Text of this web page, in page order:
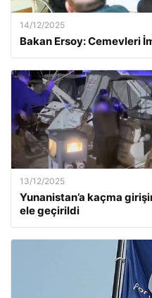
14/12/2025
Bakan Ersoy: Cemevleri
13/12/2025
Yunanistan’a kaçma
ele geçirildi